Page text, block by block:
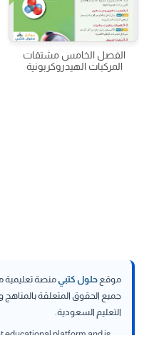
الفصل الخامس مشتقات
المركبات الهيدروكربونية
موقع حلول كتبي منصة تعليمية
جميع الحقوق المتعلقة
التعليم السعودية.
educational platform and is